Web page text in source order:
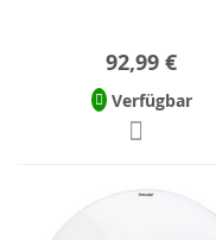
92,99 €
Verfügbar